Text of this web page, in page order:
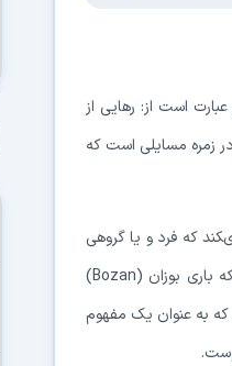
است از: رهایى از
زمره مسایلى است که
که فرد و یا گروهى
از مردم، احساس آزادى از نگرانى، ترس، خطر یا تهدیدات ناشى از داخل یا خارج را داشته باشند. هر چند آن گونه که بارى بوزان (Bozan)
که به‏ عنوان یک مفهوم